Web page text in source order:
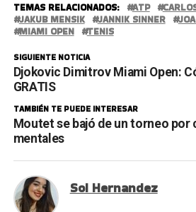
TEMAS RELACIONADOS: ATP
JAKUB MENSIK
JANNIK SINNER
MIAMI OPEN
TENIS
SIGUIENTE NOTICIA
Djokovic Dimitrov Miami Open:
GRATIS
TAMBIÉN TE PUEDE INTERESAR
Moutet se bajó de un torneo por
mentales
Sol Hernandez